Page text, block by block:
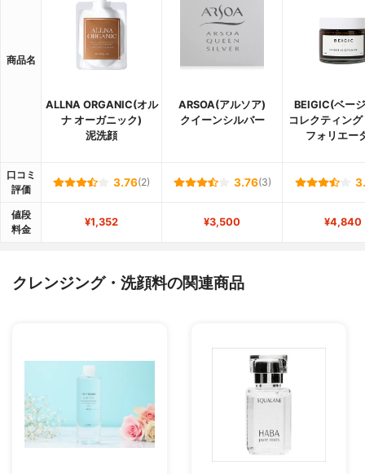
商品名
ALLNA ORGANIC(オル
ナ オーガニック)
泥洗顔
ARSOA(アルソア)
クイーンシルバー
BEIGIC(ベー
コレクティン
フォリエー
口コミ
評価
3.76(2) 3.76(3)
値段
料金
¥1,352 ¥3,500 ¥4,840
クレンジング・洗顔料の関連商品